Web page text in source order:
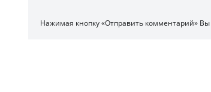
Нажимая кнопку «Отправить комментарий»